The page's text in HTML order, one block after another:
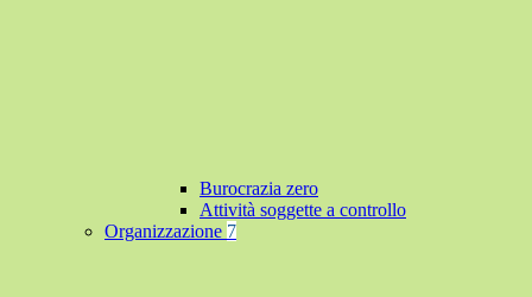
Burocrazia zero
Attività soggette a controllo
Organizzazione 7